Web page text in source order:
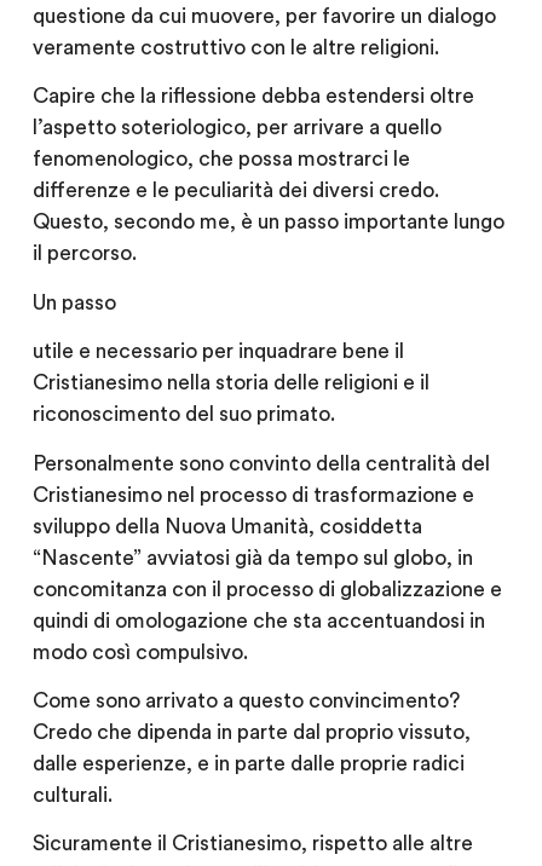
questione da cui muovere, per favorire un dialogo
veramente costruttivo con le altre religioni.
Capire che la riflessione debba estendersi oltre
l’aspetto soteriologico, per arrivare a quello
fenomenologico, che possa mostrarci le
differenze e le peculiarità dei diversi credo.
Questo, secondo me, è un passo importante lungo
il percorso.
Un passo
utile e necessario per inquadrare bene il
Cristianesimo nella storia delle religioni e il
riconoscimento del suo primato.
Personalmente sono convinto della centralità del
Cristianesimo nel processo di trasformazione e
sviluppo della Nuova Umanità, cosiddetta
“Nascente” avviatosi già da tempo sul globo, in
concomitanza con il processo di globalizzazione e
quindi di omologazione che sta accentuandosi in
modo così compulsivo.
Come sono arrivato a questo convincimento?
Credo che dipenda in parte dal proprio vissuto,
dalle esperienze, e in parte dalle proprie radici
culturali.
Sicuramente il Cristianesimo, rispetto alle altre